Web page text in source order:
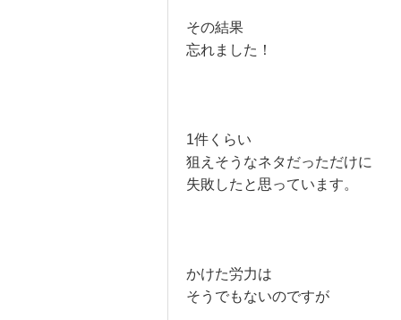
その結果
忘れました！
1件くらい
狙えそうなネタだっただけに
失敗したと思っています。
かけた労力は
そうでもないのですが